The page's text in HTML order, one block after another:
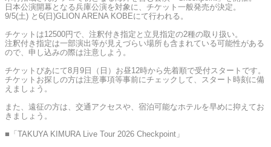
日本公演開幕となる兵庫公演を対象に、チケット一般発売が決定。
9/5(土) と6(日)GLION ARENA KOBEにて行われる。
チケットは12500円で、注釈付き指定と立見指定の2種の取り扱い。
注釈付き指定は一部演出等が見えづらい場所も含まれている可能性がある
ので、申し込みの際は注意しよう。
チケットぴあにて8月9日（日）お昼12時から先着順で受付スタートです。
チケットお探しの方は注意事項等事前にチェックして、スタート時刻に備
えましょう。
また、遠征の方は、交通アクセスや、宿泊可能なホテルを早めに抑えてお
きましょう。
■「TAKUYA KIMURA Live Tour 2026 Checkpoint」